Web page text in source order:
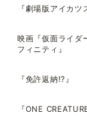
『劇場版アイカ
映画『仮面ライダ
フィニティ』
『免許返納!?』
『ONE